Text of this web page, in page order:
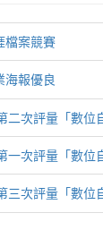
檔案競賽
海報優良
二次評量「數位
一次評量「數位
三次評量「數位